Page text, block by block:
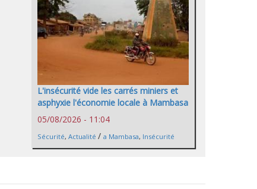
L'insécurité vide les carrés miniers et
asphyxie l'économie locale à Mambasa
05/08/2026 - 11:04
Sécurité, Actualité / a Mambasa, Insécurité